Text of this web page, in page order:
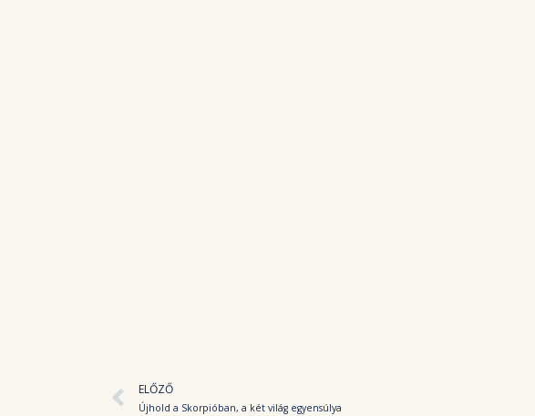
Előző
ELŐZŐ
Újhold a Skorpióban, a két világ egyensúlya